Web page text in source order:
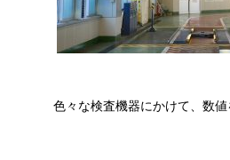
色々な検査機器にかけて、数値